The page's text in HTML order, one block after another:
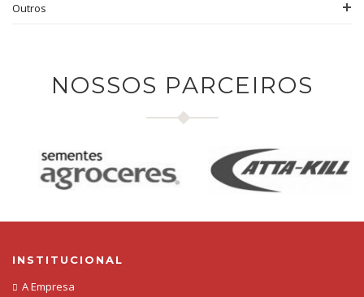
Outros
NOSSOS PARCEIROS
INSTITUCIONAL
A Empresa